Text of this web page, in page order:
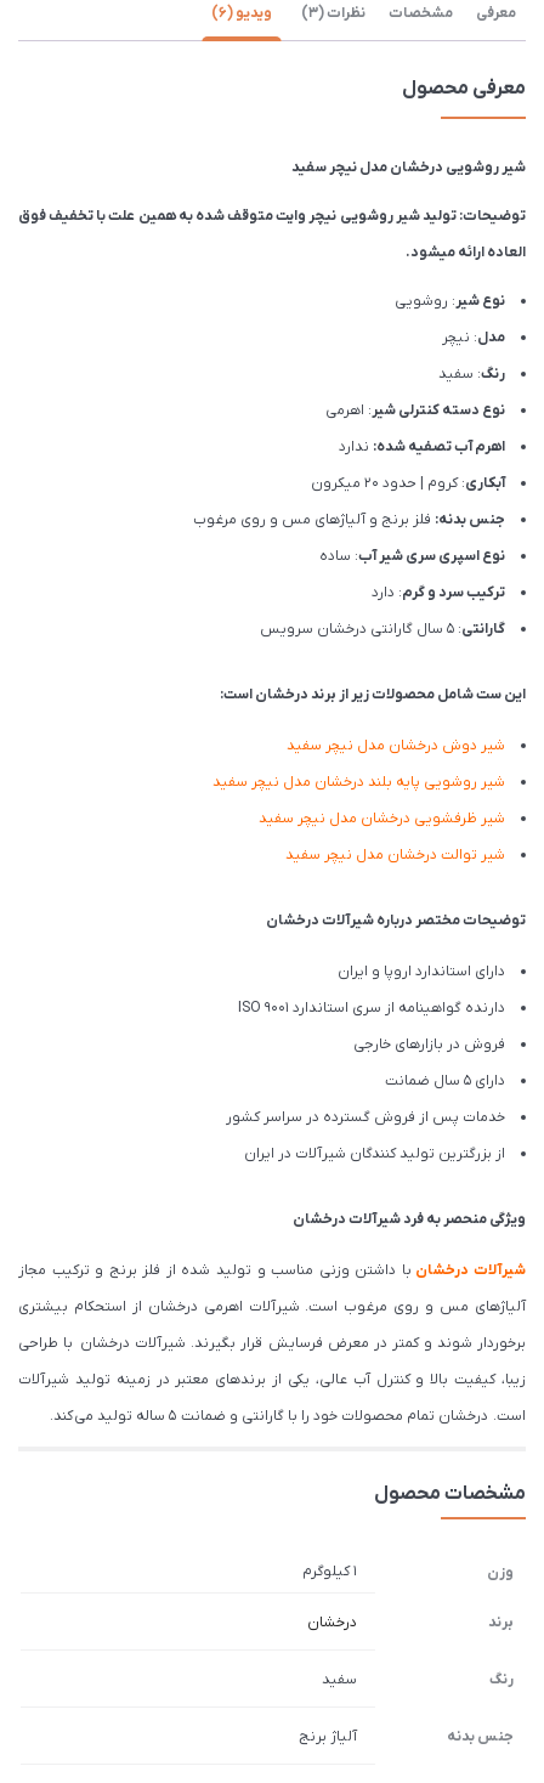
معرفی مشخصات نظرات (3) ویدیو (6)
معرفی محصول
شیر روشویی درخشان مدل نیچر سفید
توضیحات: تولید شیر روشویی نیچر وایت متوقف شده به همین علت با تخفیف فوق
العاده ارائه میشود.
نوع شیر: روشویی
مدل: نیچر
رنگ: سفید
نوع دسته کنترلی شیر: اهرمی
اهرم آب تصفیه شده: ندارد
آبکاری: کروم | حدود 20 میکرون
جنس بدنه: فلز برنج و آلیاژهای مس و روی مرغوب
نوع اسپری سری شیر آب: ساده
ترکیب سرد و گرم: دارد
گارانتی: 5 سال گارانتی درخشان سرویس
این ست شامل محصولات زیر از برند درخشان است:
شیر دوش درخشان مدل نیچر سفید
شیر روشویی پایه بلند درخشان مدل نیچر سفید
شیر ظرفشویی درخشان مدل نیچر سفید
شیر توالت درخشان مدل نیچر سفید
توضیحات مختصر درباره شیرآلات درخشان
دارای استاندارد اروپا و ایران
دارنده گواهینامه از سری استاندارد ISO 9001
فروش در بازارهای خارجی
دارای 5 سال ضمانت
خدمات پس از فروش گسترده در سراسر کشور
از بزرگترین تولید کنندگان شیرآلات در ایران
ویژگی منحصر به فرد شیرآلات درخشان
شیرآلات درخشان با داشتن وزنی مناسب و تولید شده از فلز برنج و ترکیب مجاز
آلیاژهای مس و روی مرغوب است. شیرآلات اهرمی درخشان از استحکام بیشتری
برخوردار شوند و کمتر در معرض فرسایش قرار بگیرند. شیرآلات درخشان با طراحی
زیبا، کیفیت بالا و کنترل آب عالی، یکی از برندهای معتبر در زمینه تولید شیرآلات
است. درخشان تمام محصولات خود را با گارانتی و ضمانت 5 ساله تولید می کند.
مشخصات محصول
وزن 1 کیلوگرم
برند درخشان
رنگ سفید
جنس بدنه آلیاژ برنج